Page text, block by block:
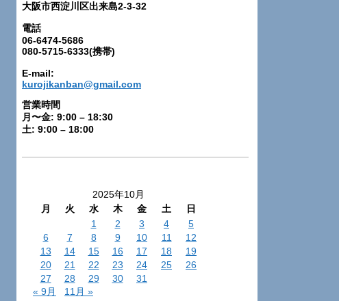
大阪市西淀川区出来島2-3-32
電話
06-6474-5686
080-5715-6333(携帯)
E-mail:
kurojikanban@gmail.com
営業時間
月〜金: 9:00 – 18:30
土: 9:00 – 18:00
2025年10月
月
火 水 木 金 土
日
1
2 3 4
5
6
7 8 9 10 11
12
13
14 15 16 17 18
19
20
21 22 23 24 25
26
27
28 29 30
31
« 9月
11月 »